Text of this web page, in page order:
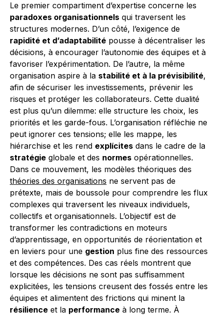
Le premier compartiment d’expertise concerne les
paradoxes organisationnels qui traversent les
structures modernes. D’un côté, l’exigence de
rapidité et d’adaptabilité pousse à décentraliser les
décisions, à encourager l’autonomie des équipes et à
favoriser l’expérimentation. De l’autre, la même
organisation aspire à la stabilité et à la prévisibilité,
afin de sécuriser les investissements, prévenir les
risques et protéger les collaborateurs. Cette dualité
est plus qu’un dilemme: elle structure les choix, les
priorités et les garde-fous. L’organisation réfléchie ne
peut ignorer ces tensions; elle les mappe, les
hiérarchise et les rend explícites dans le cadre de la
stratégie globale et des normes opérationnelles.
Dans ce mouvement, les modèles théoriques des
théories des organisations ne servent pas de
prétexte, mais de boussole pour comprendre les flux
complexes qui traversent les niveaux individuels,
collectifs et organisationnels. L’objectif est de
transformer les contradictions en moteurs
d’apprentissage, en opportunités de réorientation et
en leviers pour une gestion plus fine des ressources
et des compétences. Des cas réels montrent que
lorsque les décisions ne sont pas suffisamment
explicitées, les tensions creusent des fossés entre les
équipes et alimentent des frictions qui minent la
résilience et la performance à long terme. À